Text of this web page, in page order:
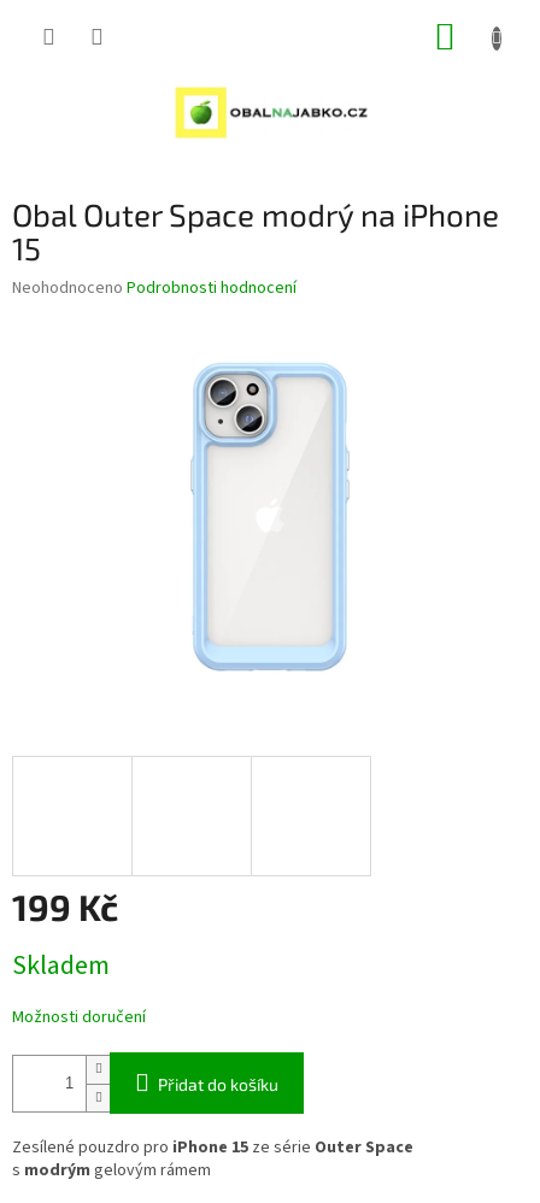
Obal Outer Space modrý na iPhone
15
Průměrné
Neohodnoceno Podrobnosti hodnocení
199 Kč
cena:
Skladem
Možnosti doručení
Přidat do košíku
Zesílené pouzdro pro iPhone 15 ze série Outer Space
s modrým gelovým rámem